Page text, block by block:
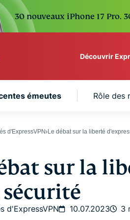
30 nouveaux iPhone 17
Découvrir
VPN protection for
émeutes Rôle des
d'ExpressVPN Le débat sur la liberté
sur la
d'ExpressVPN 10.07.2023 3